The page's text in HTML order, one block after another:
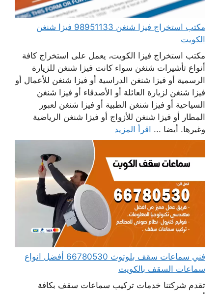
مكتب استخراج فيزا شنغن 98951133 فيزا شنغن
الكويت
مكتب استخراج فيزا الكويت، يعمل على استخراج كافة
أنواع تأشيرات شنغن سواء كانت فيزا شنغن للزيارة
الرسمية أو فيزا شنغن الدراسية أو فيزا شنغن للأعمال أو
فيزا شنغن لزيارة العائلة أو الأصدقاء أو فيزا شنغن
السياحية أو فيزا شنغن الطبية أو فيزا شنغن لعبور
المطار أو فيزا شنغن للأزواج أو فيزا شنغن الرياضية
وغيرها. أيضا ... اقرأ المزيد
فني سماعات سقف بلوتوث 66780530 أفضل انواع
سماعات السقف بالكويت
تقدم شركتنا خدمات تركيب سماعات سقف بكافة